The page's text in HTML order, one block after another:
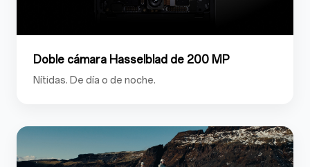
Doble cámara Hasselblad de 200 MP
Nítidas. De día o de noche.